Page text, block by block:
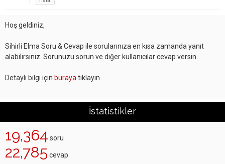
Hoş geldiniz,
Sihirli Elma Soru & Cevap ile sorularınıza en kısa zamanda yanıt
alabilirsiniz. Sorunuzu sorun ve diğer kullanıcılar cevap versin.
Detaylı bilgi için buraya tıklayın.
İstatistikler
19,364 soru
22,785 cevap